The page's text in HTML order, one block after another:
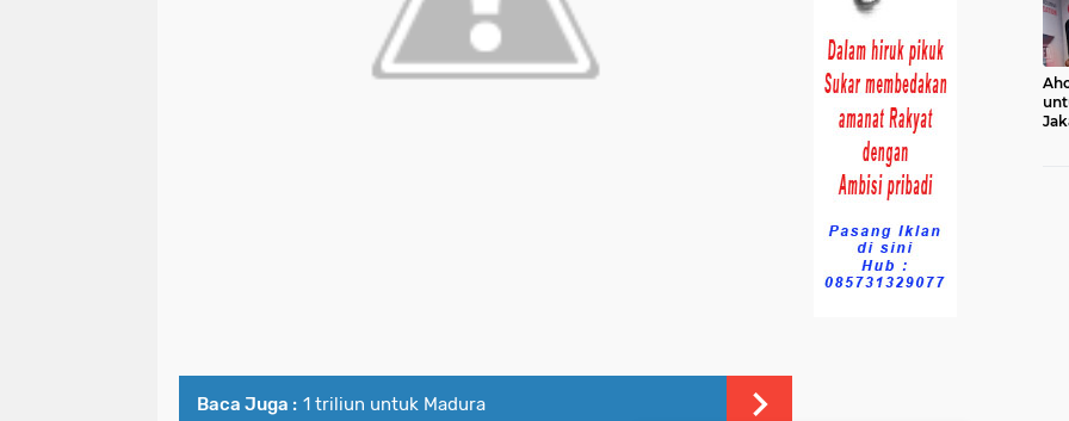
Baca Juga : 1 triliun untuk Madura